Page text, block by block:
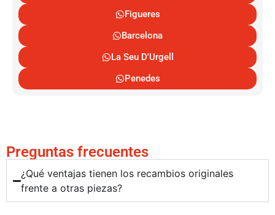
Figueres
Barcelona
La Seu D'Urgell
Penedes
Preguntas frecuentes
¿Qué ventajas tienen los recambios originales
frente a otras piezas?